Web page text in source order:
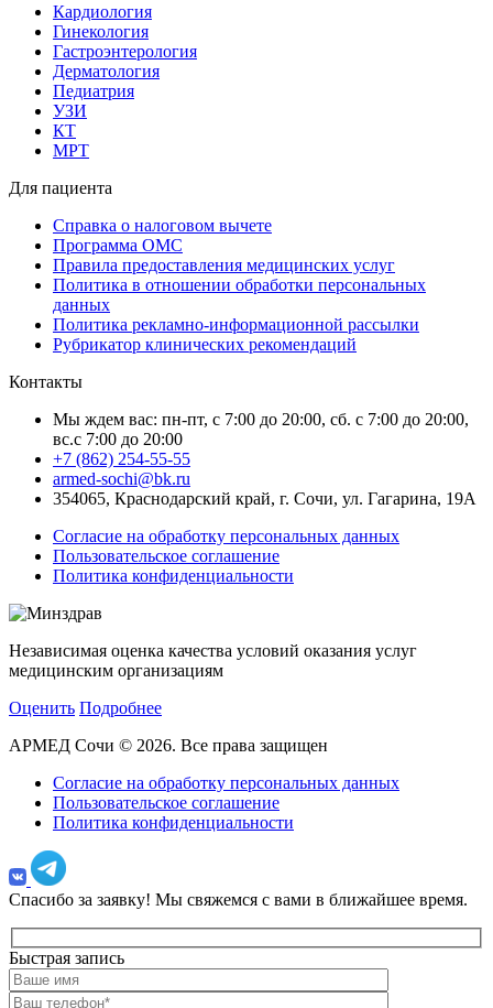
Кардиология
Гинекология
Гастроэнтерология
Дерматология
Педиатрия
УЗИ
КТ
МРТ
Для пациента
Справка о налоговом вычете
Программа ОМС
Правила предоставления медицинских услуг
Политика в отношении обработки персональных
данных
Политика рекламно-информационной рассылки
Рубрикатор клинических рекомендаций
Контакты
Мы ждем вас: пн-пт, с 7:00 до 20:00, сб. с 7:00 до 20:00,
вс.с 7:00 до 20:00
+7 (862) 254-55-55
armed-sochi@bk.ru
354065, Краснодарский край, г. Сочи, ул. Гагарина, 19А
Согласие на обработку персональных данных
Пользовательское соглашение
Политика конфиденциальности
Независимая оценка качества условий оказания услуг
медицинским организациям
Оценить Подробнее
АРМЕД Сочи © 2026. Все права защищен
Согласие на обработку персональных данных
Пользовательское соглашение
Политика конфиденциальности
Спасибо за заявку! Мы свяжемся с вами в ближайшее время.
Быстрая запись